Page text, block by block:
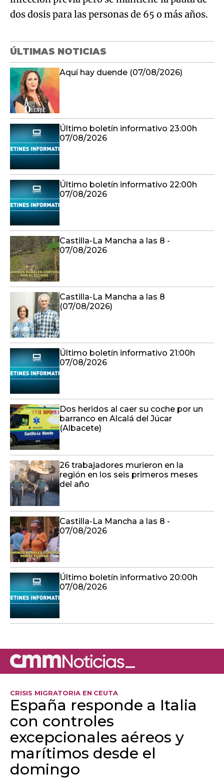
dos dosis para las personas de 65 o más años.
ÚLTIMAS NOTICIAS
Aquí hay duende (07/08/2026)
Último boletín informativo 23:00h
07/08/2026
Último boletín informativo 22:00h
07/08/2026
Castilla-La Mancha a las 8 -
07/08/2026
Castilla-La Mancha a las 8
(07/08/2026)
Último boletín informativo 21:00h
07/08/2026
Dos heridos al caer su coche por un
barranco en Alcalá del Júcar
(Albacete)
26 trabajadores murieron en la
región en los seis primeros meses
del año
Castilla-La Mancha a las 8 -
07/08/2026
Último boletín informativo 20:00h
07/08/2026
CRISIS MIGRATORIA EN CEUTA
España responde a Italia
con controles
excepcionales aéreos y
marítimos desde el
domingo